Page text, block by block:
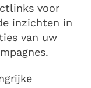
voor
inzichten in
van uw